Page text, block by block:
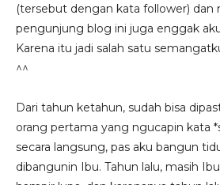
(tersebut dengan kata follower) dan
pengunjung blog ini juga enggak
Karena itu jadi salah satu
^^
Dari tahun ketahun, sudah bisa
orang pertama yang ngucapin kata
secara langsung, pas aku bangun
dibangunin Ibu. Tahun lalu, masih